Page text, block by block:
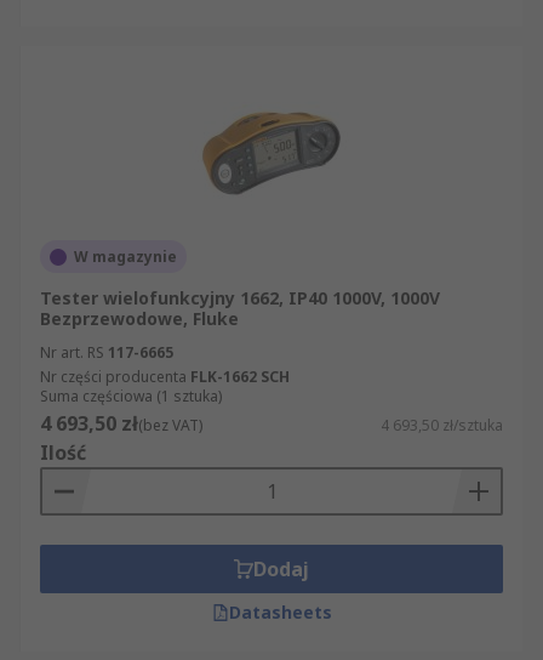
W magazynie
Tester wielofunkcyjny 1662, IP40 1000V, 1000V
Bezprzewodowe, Fluke
Nr art. RS 117-6665
Nr części producenta FLK-1662 SCH
Suma częściowa (1 sztuka)
4 693,50 zł(bez VAT) 4 693,50 zł/sztuka
Ilość
Dodaj
Datasheets